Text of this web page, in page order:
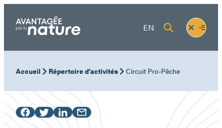
contenu
EN
Fermer
le
menu
Ouvrir
le
Accueil Répertoire d’activités Circuit Pro-Pêche